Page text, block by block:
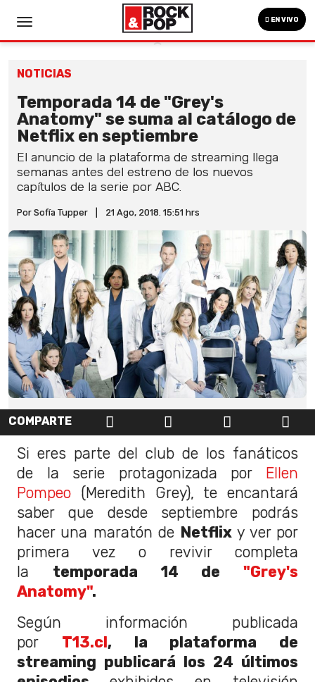
EN VIVO
NOTICIAS
Temporada 14 de "Grey's
Anatomy" se suma al catálogo de
Netflix en septiembre
El anuncio de la plataforma de streaming llega
semanas antes del estreno de los nuevos
capítulos de la serie por ABC.
Por Sofía Tupper 21 Ago, 2018. 15:51 hrs
COMPARTE
Si eres parte del club de los fanáticos
de la serie protagonizada por Ellen
Pompeo (Meredith Grey), te encantará
saber que desde septiembre podrás
hacer una maratón de Netflix y ver por
primera vez o revivir completa
la temporada 14 de "Grey's
Anatomy".
Según información publicada
por T13.cl, la plataforma de
streaming publicará los 24 últimos